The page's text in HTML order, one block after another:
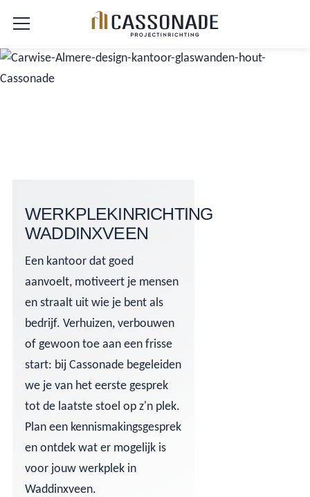
WERKPLEKINRICHTING
WADDINXVEEN
Een kantoor dat goed
aanvoelt, motiveert je mensen
en straalt uit wie je bent als
bedrijf. Verhuizen, verbouwen
of gewoon toe aan een frisse
start: bij Cassonade begeleiden
we je van het eerste gesprek
tot de laatste stoel op z'n plek.
Plan een kennismakingsgesprek
en ontdek wat er mogelijk is
voor jouw werkplek in
Waddinxveen.